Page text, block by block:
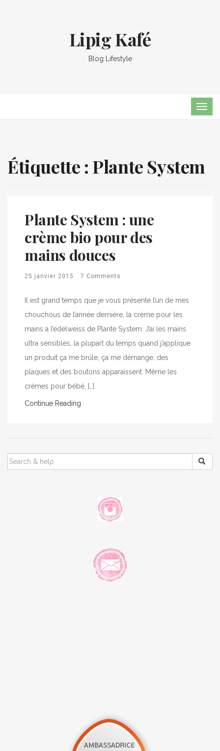
Lipig Kafé
Blog Lifestyle
Étiquette : Plante System
Plante System : une
crème bio pour des
mains douces
25 janvier 2015 7 Comments
Il est grand temps que je vous présente l’un de mes
chouchous de l’année dernière, la crème pour les
mains à l’edelweiss de Plante System. J’ai les mains
ultra sensibles, la plupart du temps quand j’applique
un produit ça me brûle, ça me démange, des
plaques et des boutons apparaissent. Même les
crèmes pour bébé, […]
Continue Reading
SEARCH
FOR: